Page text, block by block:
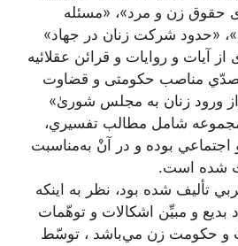
حقوق زن و مرد»، «مسئله
«حدود شرکت زنان در جهاد»
آیات و روایات و قرائن عقلائیه
مناصب‌ حكومتی‌ و قضاوت‌
ورود زنان‌ به‌ مجلس‌ شوریٰ»‌
شامل‌ مطالب‌ تفسيري‌،
بوده‌ و در آن‌ْ به‌مناسبت‌
شده‌ است‌.
تأليف‌ شده‌ بود، نظر به‌ اينكه‌
و مبيِّن‌ اشكالات‌ و توهّمات‌
و حكومت‌ زن‌ مي‌باشد ، توسّط‌